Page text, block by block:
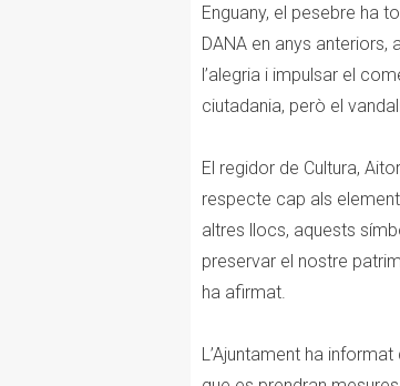
Enguany, el pesebre ha
DANA en anys anteriors,
l’alegria i impulsar el
ciutadania, però el
El regidor de Cultura,
respecte cap als
altres llocs, aquests
preservar el nostre
ha afirmat.
L’Ajuntament ha